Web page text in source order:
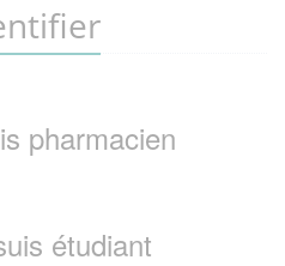
pharmacien
étudiant